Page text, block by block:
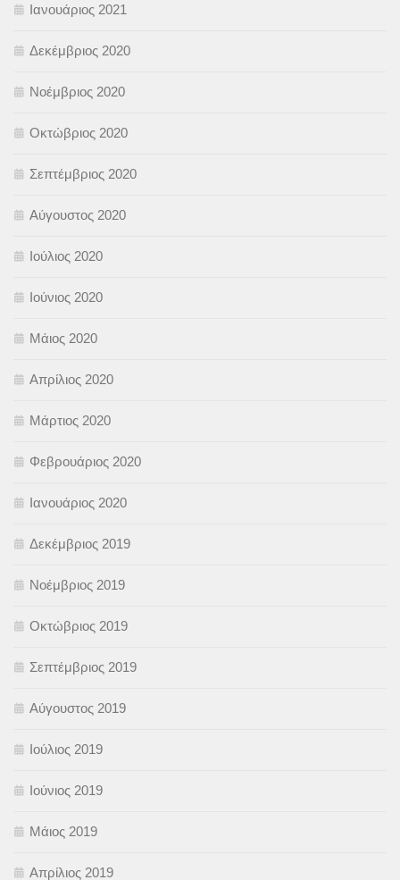
Ιανουάριος 2021
Δεκέμβριος 2020
Νοέμβριος 2020
Οκτώβριος 2020
Σεπτέμβριος 2020
Αύγουστος 2020
Ιούλιος 2020
Ιούνιος 2020
Μάιος 2020
Απρίλιος 2020
Μάρτιος 2020
Φεβρουάριος 2020
Ιανουάριος 2020
Δεκέμβριος 2019
Νοέμβριος 2019
Οκτώβριος 2019
Σεπτέμβριος 2019
Αύγουστος 2019
Ιούλιος 2019
Ιούνιος 2019
Μάιος 2019
Απρίλιος 2019